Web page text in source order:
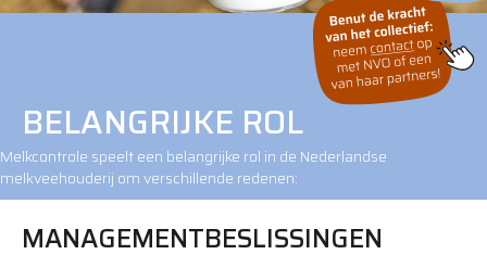
BELANGRIJKE ROL
Melkcontrole speelt een belangrijke rol in de Nederlandse
melkveehouderij om verschillende redenen:
MANAGEMENTBESLISSINGEN